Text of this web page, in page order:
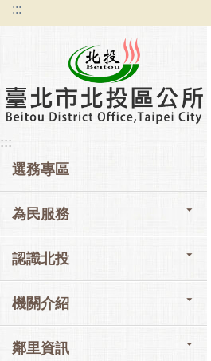
跳到主要內容區塊
:::
:::
選務專區
為民服務
認識北投
機關介紹
鄰里資訊